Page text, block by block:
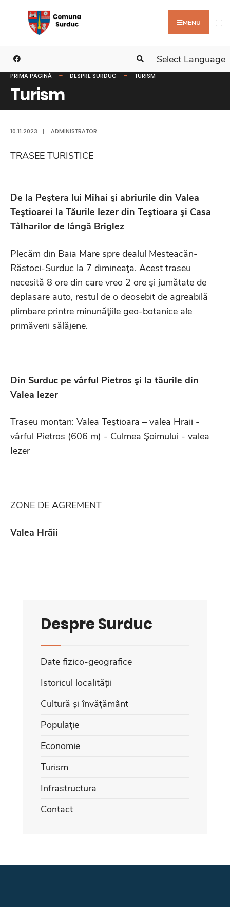
MENU
Select Language
PRIMA PAGINĂ DESPRE SURDUC TURISM
Turism
10.11.2023 | ADMINISTRATOR
TRASEE TURISTICE
De la Peştera lui Mihai şi abriurile din Valea
Teştioarei la Tăurile Iezer din Teştioara şi Casa
Tâlharilor de lângă Briglez
Plecăm din Baia Mare spre dealul Mesteacăn-
Răstoci-Surduc la 7 dimineaţa. Acest traseu
necesită 8 ore din care vreo 2 ore şi jumătate de
deplasare auto, restul de o deosebit de agreabilă
plimbare printre minunăţiile geo-botanice ale
primăverii sălăjene.
Din Surduc pe vârful Pietros şi la tăurile din
Valea Iezer
Traseu montan: Valea Teştioara – valea Hraii -
vârful Pietros (606 m) - Culmea Şoimului - valea
Iezer
ZONE DE AGREMENT
Valea Hrăii
Despre Surduc
Date fizico-geografice
Istoricul localității
Cultură și învățământ
Populație
Economie
Turism
Infrastructura
Contact